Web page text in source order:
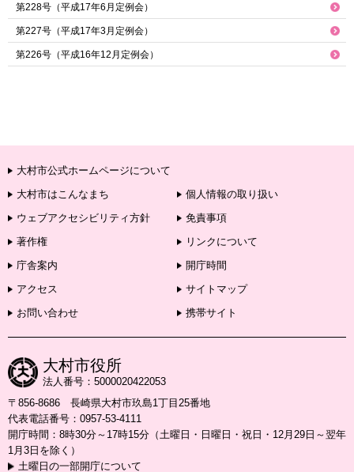
第228号（平成17年6月定例会）
第227号（平成17年3月定例会）
第226号（平成16年12月定例会）
大村市公式ホームページについて
大村市はこんなまち
個人情報の取り扱い
ウェブアクセシビリティ方針
免責事項
著作権
リンクについて
庁舎案内
開庁時間
アクセス
サイトマップ
お問い合わせ
携帯サイト
大村市役所
法人番号：5000020422053
〒856-8686 長崎県大村市玖島1丁目25番地
代表電話番号：0957-53-4111
開庁時間：8時30分～17時15分（土曜日・日曜日・祝日・12月29日～翌年
1月3日を除く）
土曜日の一部開庁について